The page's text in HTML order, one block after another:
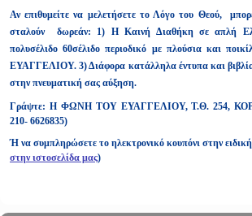
Αν επιθυμείτε να μελετήσετε το Λόγο του Θεού,
σταλούν δωρεάν: 1) Η Καινή Διαθήκη σε απλή
πολυσέλιδο 60σέλιδο περιοδικό με πλούσια και
ΕΥΑΓΓΕΛΙΟΥ. 3) Διάφορα κατάλληλα έντυπα και
στην πνευματική σας αύξηση.
Γράψτε: Η ΦΩΝΗ ΤΟΥ ΕΥΑΓΓΕΛΙΟΥ, Τ.Θ. 254,
210- 6626835)
Ή να συμπληρώσετε το ηλεκτρονικό κουπόνι στην
στην ιστοσελίδα μας)